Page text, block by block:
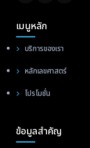
เมนูหลัก
บริการของเรา
หลักเลขศาสตร์
โปรโมชั่น
ข้อมูลสำคัญ